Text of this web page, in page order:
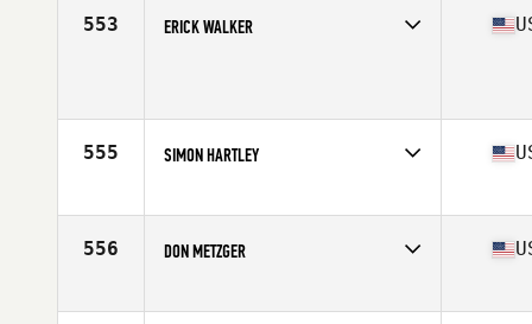
553 ERICK WALKER
555 SIMON HARTLEY
Age
51
556 DON METZGER
Age
54